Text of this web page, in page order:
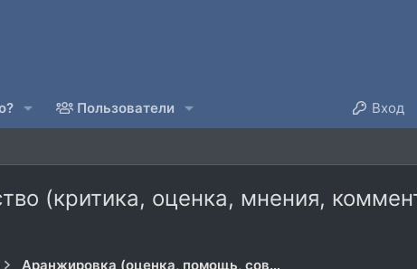
Пользователи Вход
(критика, оценка, мнения,
Аранжировка (оценка, помощь, совместная работа)